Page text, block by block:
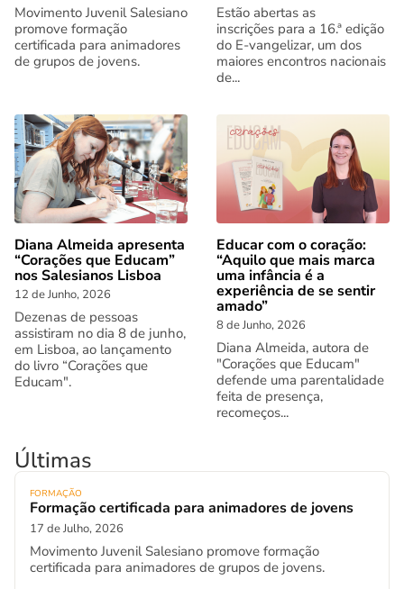
Movimento Juvenil Salesiano
promove formação
certificada para animadores
de grupos de jovens.
Estão abertas as
inscrições para a 16.ª edição
do E-vangelizar, um dos
maiores encontros nacionais
de...
Diana Almeida apresenta
“Corações que Educam”
nos Salesianos Lisboa
12 de Junho, 2026
Dezenas de pessoas
assistiram no dia 8 de junho,
em Lisboa, ao lançamento
do livro “Corações que
Educam".
Educar com o coração:
“Aquilo que mais marca
uma infância é a
experiência de se sentir
amado”
8 de Junho, 2026
Diana Almeida, autora de
"Corações que Educam"
defende uma parentalidade
feita de presença,
recomeços...
Últimas
FORMAÇÃO
Formação certificada para animadores de jovens
17 de Julho, 2026
Movimento Juvenil Salesiano promove formação
certificada para animadores de grupos de jovens.